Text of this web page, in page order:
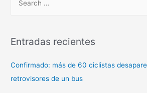
Entradas recientes
Confirmado: más de 60 ciclistas
retrovisores de un bus